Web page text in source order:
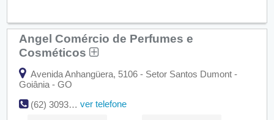
Angel Comércio de Perfumes e
Cosméticos
Avenida Anhangüera, 5106 - Setor Santos Dumont -
Goiânia - GO
(62) 3093-8867
ver telefone